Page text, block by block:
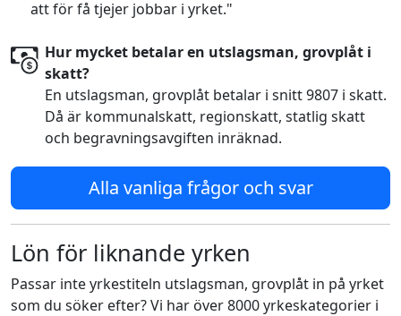
att för få tjejer jobbar i yrket."
Hur mycket betalar en utslagsman, grovplåt i
skatt?
En utslagsman, grovplåt betalar i snitt 9807 i skatt.
Då är kommunalskatt, regionskatt, statlig skatt
och begravningsavgiften inräknad.
Alla vanliga frågor och svar
Lön för liknande yrken
Passar inte yrkestiteln utslagsman, grovplåt in på yrket
som du söker efter? Vi har över 8000 yrkeskategorier i